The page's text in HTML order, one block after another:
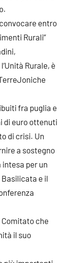
entro
Rurali”
Rurale, è
fra puglia e
di euro ottenuti
di crisi. Un
a sostegno
per un
e il
che
il suo